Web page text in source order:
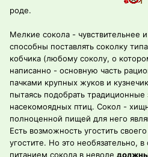
роде.
Мелкие сокола - чувствительнее
способны поставлять соколку
кобчика (любому соколу, о
написанно - основную часть
пачками крупных жуков и
пытаясь подобрать традиционные
насекомоядных птиц. Сокол -
полноценной пищей для него
Есть возможность угостить
угостите. Но это необязательно, в
питанием сокола в неволе